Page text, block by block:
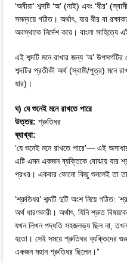
‘অবীরা’ শব্দটি ‘অ’ (নাই) এবং ‘বীর’
সমন্বয়ে গঠিত। অর্থাৎ, যার বীর বা
অবস্থাকে নির্দেশ করে। বাংলা সাহিত্যে
এই শব্দটি মনে রাখার জন্য ‘অ’ উপসর্গটির
শব্দটির প্রতীকী অর্থ (স্বামী/পুত্র) মনে
যার)।
ঘ) যে শুনেই মনে রাখতে পারে
উত্তর: শ্রুতিধর
ব্যাখ্যা:
‘যে শুনেই মনে রাখতে পারে’— এই
এটি এমন একজন ব্যক্তিকে বোঝায় যার
প্রখর। একবার কোনো কিছু শুনলেই তা
‘শ্রুতিধর’ শব্দটি দুটি অংশ নিয়ে গঠিত:
অর্থ ধারণকারী। অর্থাৎ, যিনি শ্রুত
যখন লিখন পদ্ধতি সহজলভ্য ছিল না, তখন
হতো। সেই সময়ে শ্রুতিধর ব্যক্তিদের
একজন মহান শ্রুতিধর ছিলেন।”